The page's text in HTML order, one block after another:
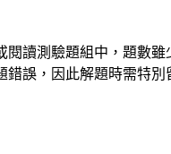
閱讀測驗題組中，題數
誤，因此解題時需特別